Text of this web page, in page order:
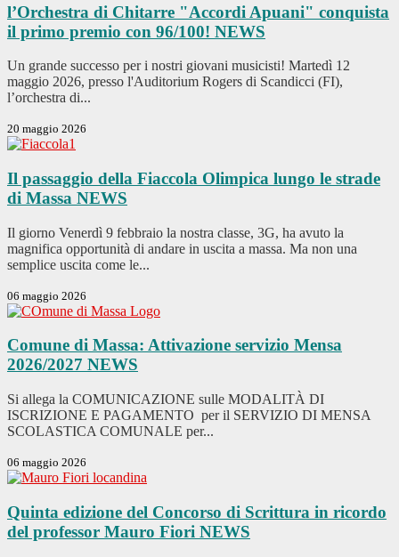
l’Orchestra di Chitarre "Accordi Apuani" conquista
il primo premio con 96/100! NEWS
Un grande successo per i nostri giovani musicisti! Martedì 12
maggio 2026, presso l'Auditorium Rogers di Scandicci (FI),
l’orchestra di...
20 maggio 2026
Il passaggio della Fiaccola Olimpica lungo le strade
di Massa NEWS
Il giorno Venerdì 9 febbraio la nostra classe, 3G, ha avuto la
magnifica opportunità di andare in uscita a massa. Ma non una
semplice uscita come le...
06 maggio 2026
Comune di Massa: Attivazione servizio Mensa
2026/2027 NEWS
Si allega la COMUNICAZIONE sulle MODALITÀ DI
ISCRIZIONE E PAGAMENTO per il SERVIZIO DI MENSA
SCOLASTICA COMUNALE per...
06 maggio 2026
Quinta edizione del Concorso di Scrittura in ricordo
del professor Mauro Fiori NEWS